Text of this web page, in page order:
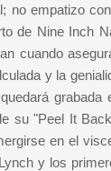
no empatizo
de Nine Inch
cuando
y la
su "Peel It
en el
y los